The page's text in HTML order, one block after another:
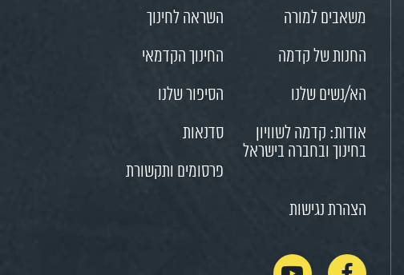
משאבים למורה
השראה לחינוך
החנות של קדמה
החינוך הקדמאי
הא/נשים שלנו
הסיפור שלנו
אודות: קדמה לשוויון
בחינוך ובחברה בישראל
סדנאות
פרסומים ותקשורת
הצהרת נגישות